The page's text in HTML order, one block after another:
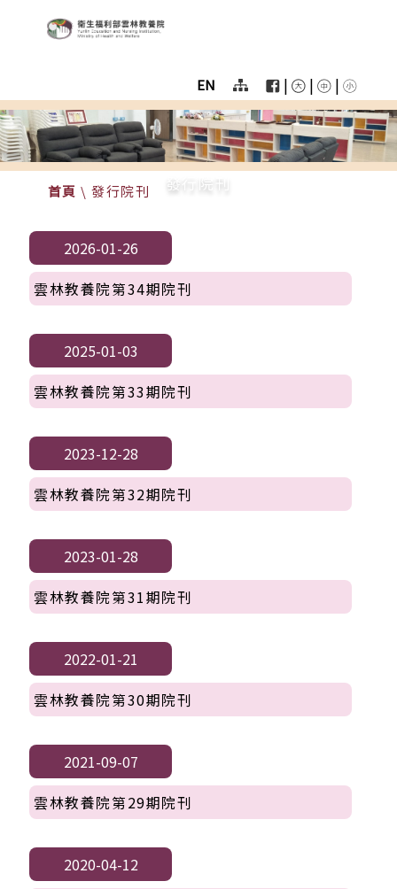
跳至主要區塊
衛生福利部雲林教養院
menu
EN | |
|
Homepage
menu
color
發行院刊
首頁 \ 發行院刊
2026-01-26
雲林教養院第34期院刊
2025-01-03
雲林教養院第33期院刊
2023-12-28
雲林教養院第32期院刊
2023-01-28
雲林教養院第31期院刊
2022-01-21
雲林教養院第30期院刊
2021-09-07
雲林教養院第29期院刊
2020-04-12